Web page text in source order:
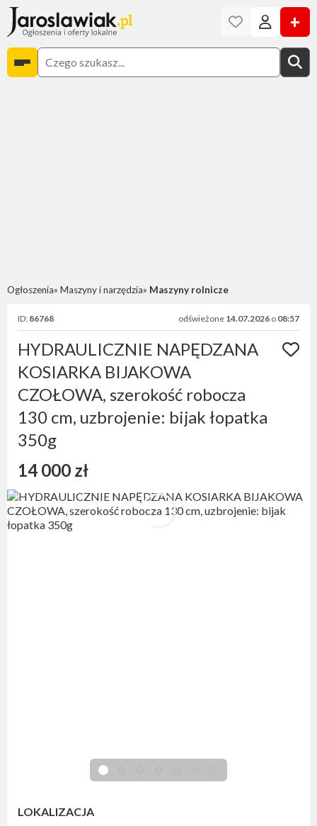
+
Ogłoszenia Maszyny i narzędzia Maszyny rolnicze
ID: 86768 odświeżone 14.07.2026 o 08:57
HYDRAULICZNIE NAPĘDZANA
KOSIARKA BIJAKOWA
CZOŁOWA, szerokość robocza
130 cm, uzbrojenie: bijak łopatka
350g
14 000 zł
LOKALIZACJA